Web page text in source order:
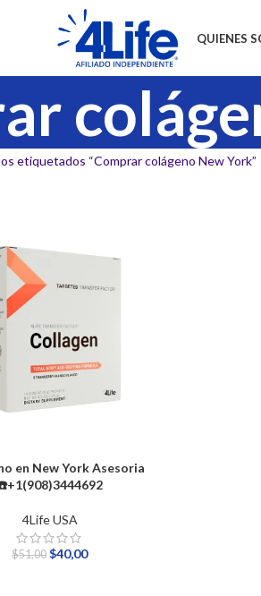
QUIENES
etiquetados “Comprar colágeno New York”
en New York Asesoria
4Life USA
$51,00 $40,00